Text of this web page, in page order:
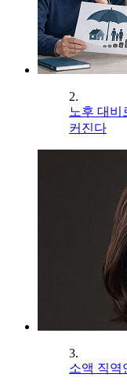
2.
노후 대비
커진다
3.
소액 직역